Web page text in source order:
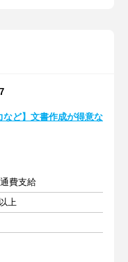
など】文書作成が得意な
費支給
上